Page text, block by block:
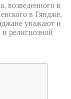
возведенного в
в Гяндже,
уважают и
и религиозной